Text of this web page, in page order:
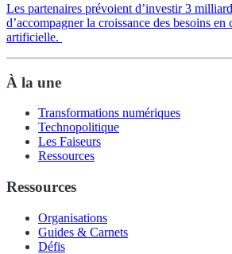
Les partenaires prévoient d’investir 3
d’accompagner la croissance des besoins
artificielle.
À la une
Transformations numériques
Technopolitique
Les Faiseurs
Ressources
Ressources
Organisations
Guides & Carnets
Défis